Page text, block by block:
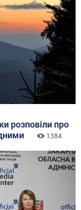
розповіли про
1384